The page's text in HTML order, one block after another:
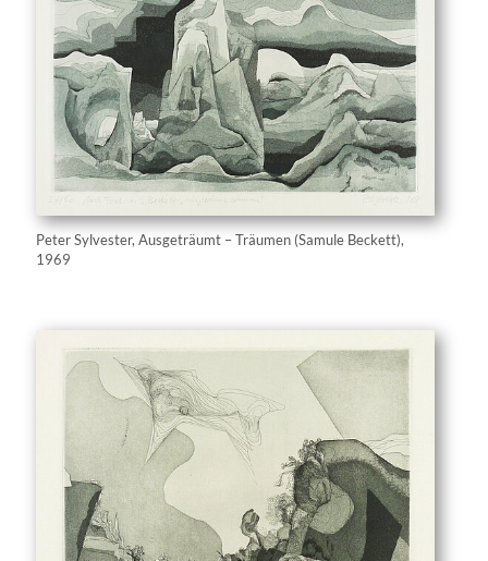
Peter Sylvester, Ausgeträumt – Träumen (Samule Beckett),
1969